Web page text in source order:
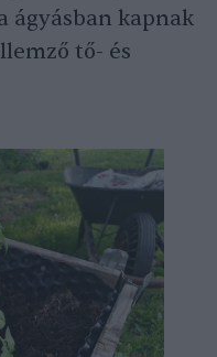
ágyásban kapnak
tő- és